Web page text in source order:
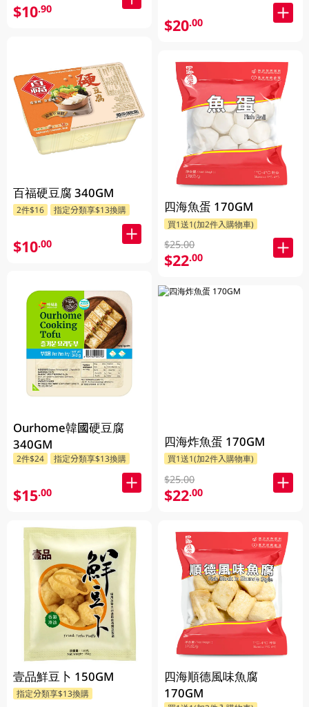
$10.90
百福硬豆腐 340GM
2件$16 指定分類享$13換購
$10.00
Ourhome韓國硬豆腐
340GM
2件$24 指定分類享$13換購
$15.00
壹品鮮豆卜 150GM
指定分類享$13換購
$20.00
四海魚蛋 170GM
買1送1(加2件入購物車)
$25.00
$22.00
四海炸魚蛋 170GM
買1送1(加2件入購物車)
$25.00
$22.00
四海順德風味魚腐
170GM